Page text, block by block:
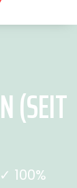
(SEIT
100%